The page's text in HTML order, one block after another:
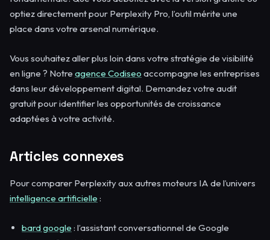
optiez directement pour Perplexity Pro, l’outil mérite une
place dans votre arsenal numérique.
Vous souhaitez aller plus loin dans votre stratégie de visibilité
en ligne ? Notre agence Codiseo accompagne les entreprises
dans leur développement digital. Demandez votre audit
gratuit pour identifier les opportunités de croissance
adaptées à votre activité.
Articles connexes
Pour comparer Perplexity aux autres moteurs IA de l’univers
intelligence artificielle :
bard google : l’assistant conversationnel de Google